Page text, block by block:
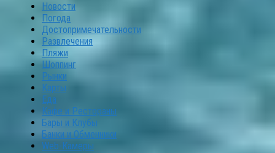
Новости
Погода
Достопримечательности
Развлечения
Пляжи
Шоппинг
Рынки
Карты
Еда
Кафе и Рестораны
Бары и Клубы
Банки и Обменники
Web-Камеры